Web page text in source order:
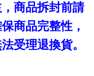
商品拆封前請
商品完整性，
受理退換貨。